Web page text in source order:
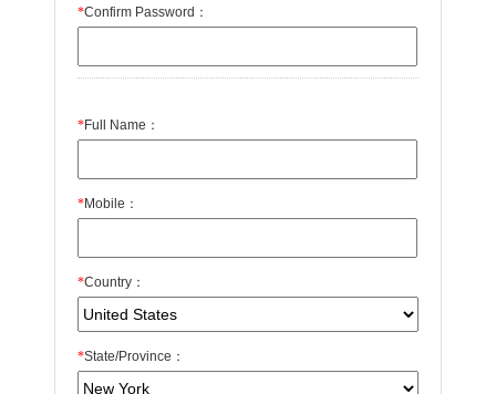
*Confirm Password：
*Full Name：
*Mobile：
*Country：
*State/Province：